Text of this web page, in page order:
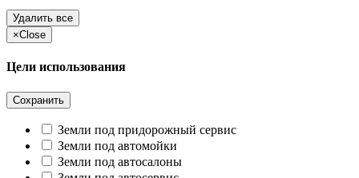
Удалить все
×Close
Цели использования
Сохранить
Земли под придорожный сервис
Земли под автомойки
Земли под автосалоны